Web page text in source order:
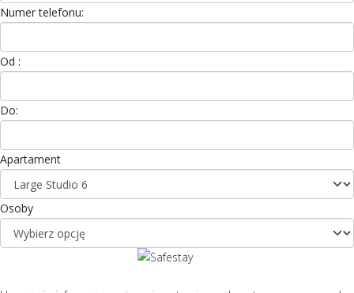
Numer telefonu:
Od :
Do:
Apartament
Osoby